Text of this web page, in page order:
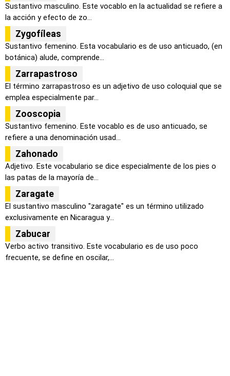
Sustantivo masculino. Este vocablo en la actualidad se refiere a
la acción y efecto de zo...
Zygofíleas
Sustantivo femenino. Esta vocabulario es de uso anticuado, (en
botánica) alude, comprende...
Zarrapastroso
El término zarrapastroso es un adjetivo de uso coloquial que se
emplea especialmente par...
Zooscopia
Sustantivo femenino. Este vocablo es de uso anticuado, se
refiere a una denominación usad...
Zahonado
Adjetivo. Este vocabulario se dice especialmente de los pies o
las patas de la mayoría de...
Zaragate
El sustantivo masculino "zaragate" es un término utilizado
exclusivamente en Nicaragua y...
Zabucar
Verbo activo transitivo. Este vocabulario es de uso poco
frecuente, se define en oscilar,...